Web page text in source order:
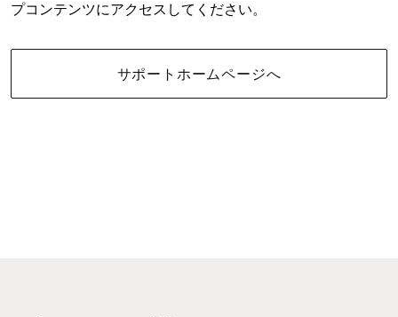
プコンテンツにアクセスしてください。
サポートホームページへ